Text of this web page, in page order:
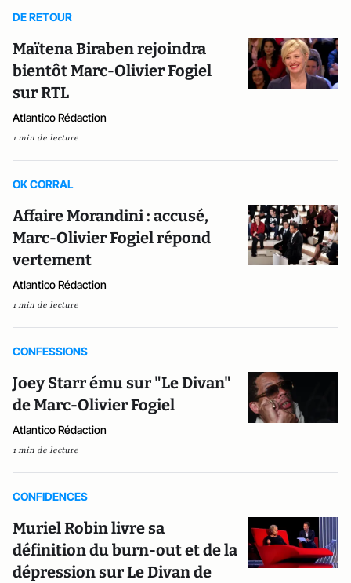
DE RETOUR
Maïtena Biraben rejoindra
bientôt Marc-Olivier Fogiel
sur RTL
Atlantico Rédaction
1 min de lecture
OK CORRAL
Affaire Morandini : accusé,
Marc-Olivier Fogiel répond
vertement
Atlantico Rédaction
1 min de lecture
CONFESSIONS
Joey S­tarr ému sur "Le Divan"
de Marc-Olivier Fogiel
Atlantico Rédaction
1 min de lecture
CONFIDENCES
Muriel Robin livre sa
définition du burn-out et de la
dépression sur Le Divan de